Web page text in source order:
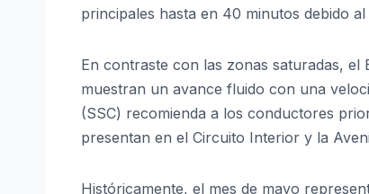
principales hasta en 40 minutos debido
En contraste con las zonas saturadas, el
muestran un avance fluido con una
(SSC) recomienda a los conductores
presentan en el Circuito Interior y la
Históricamente, el mes de mayo